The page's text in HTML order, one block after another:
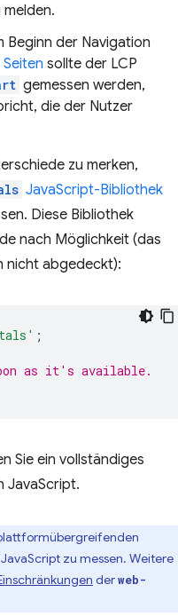
Beginn der Navigation
sollte der LCP
gemessen werden,
die der Nutzer
zu merken,
JavaScript-Bibliothek
Diese Bibliothek
nach Möglichkeit (das
nicht abgedeckt):
;
as it's available.
Sie ein vollständiges
JavaScript.
zu messen. Weitere
derweb-